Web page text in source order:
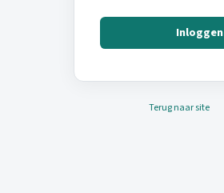
Inloggen
Terug naar site